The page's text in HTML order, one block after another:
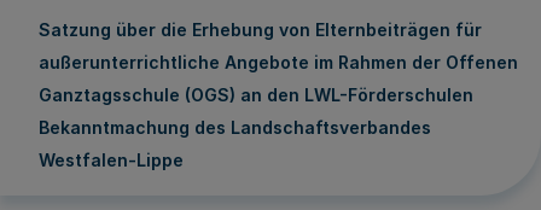
Satzung über die Erhebung von Elternbeiträgen für
außerunterrichtliche Angebote im Rahmen der Offenen
Ganztagsschule (OGS) an den LWL-Förderschulen
Bekanntmachung des Landschaftsverbandes
Westfalen-Lippe